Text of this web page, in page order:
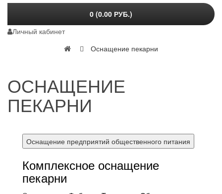
0 (0.00 РУБ.)
Личный кабинет
Оснащение пекарни
ОСНАЩЕНИЕ
ПЕКАРНИ
Оснащение предприятий общественного питания
Комплексное оснащение
пекарни